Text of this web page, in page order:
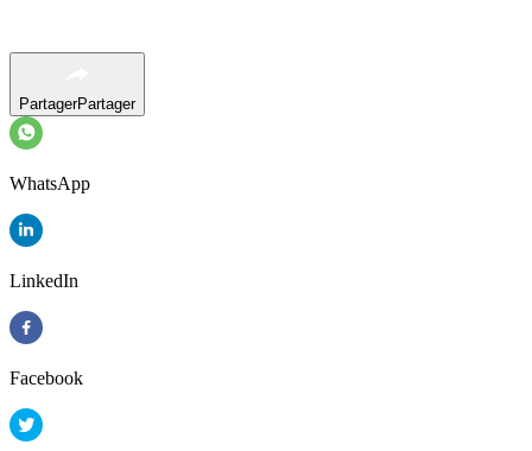
PartagerPartager
WhatsApp
LinkedIn
Facebook